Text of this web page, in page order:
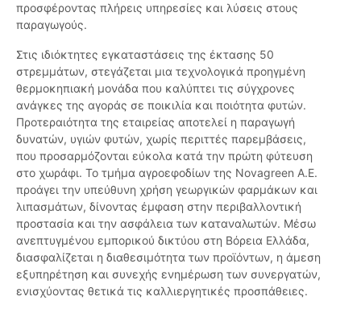
προσφέροντας πλήρεις υπηρεσίες και λύσεις στους
παραγωγούς.
Στις ιδιόκτητες εγκαταστάσεις της έκτασης 50
στρεμμάτων, στεγάζεται μια τεχνολογικά προηγμένη
θερμοκηπιακή μονάδα που καλύπτει τις σύγχρονες
ανάγκες της αγοράς σε ποικιλία και ποιότητα φυτών.
Προτεραιότητα της εταιρείας αποτελεί η παραγωγή
δυνατών, υγιών φυτών, χωρίς περιττές παρεμβάσεις,
που προσαρμόζονται εύκολα κατά την πρώτη φύτευση
στο χωράφι. Το τμήμα αγροεφοδίων της Novagreen Α.Ε.
προάγει την υπεύθυνη χρήση γεωργικών φαρμάκων και
λιπασμάτων, δίνοντας έμφαση στην περιβαλλοντική
προστασία και την ασφάλεια των καταναλωτών. Μέσω
ανεπτυγμένου εμπορικού δικτύου στη Βόρεια Ελλάδα,
διασφαλίζεται η διαθεσιμότητα των προϊόντων, η άμεση
εξυπηρέτηση και συνεχής ενημέρωση των συνεργατών,
ενισχύοντας θετικά τις καλλιεργητικές προσπάθειες.